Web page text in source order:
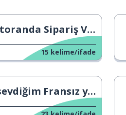
Sipariş Vermenin 3 Yolu 1
15 kelime/ifade
Fransız yemeği